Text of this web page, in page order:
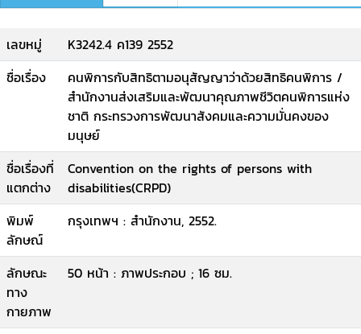
เลขหมู่
K3242.4 ค139 2552
ชื่อเรื่อง
คนพิการกับสิทธิตามอนุสัญญาว่าด้วยสิทธิคนพิการ /
สำนักงานส่งเสริมและพัฒนาคุณภาพชีวิตคนพิการแห่ง
ชาติ กระทรวงการพัฒนาสังคมและความมั่นคงของ
มนุษย์
ชื่อเรื่องที่
แตกต่าง
Convention on the rights of persons with
disabilities(CRPD)
พิมพ์
ลักษณ์
กรุงเทพฯ : สำนักงาน, 2552.
ลักษณะ
ทาง
กายภาพ
50 หน้า : ภาพประกอบ ; 16 ซม.